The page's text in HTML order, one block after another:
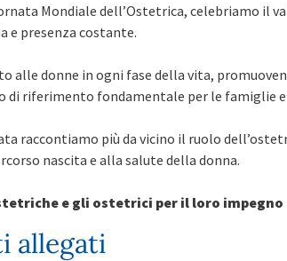
Mondiale dell’Ostetrica, celebriamo il
e presenza costante.
alle donne in ogni fase della vita,
di riferimento fondamentale per le famiglie
raccontiamo più da vicino il ruolo
nascita e alla salute della donna.
e gli ostetrici per il loro
allegati